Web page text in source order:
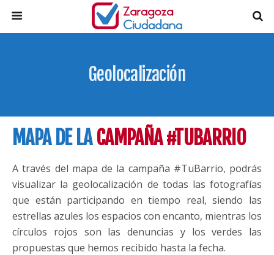
Geolocalización
MAPA DE LACAMPAÑA #TUBARRIO
A través del mapa de la campaña #TuBarrio, podrás
visualizar la geolocalización de todas las fotografías
que están participando en tiempo real, siendo las
estrellas azules los espacios con encanto, mientras los
círculos rojos son las denuncias y los verdes las
propuestas que hemos recibido hasta la fecha.